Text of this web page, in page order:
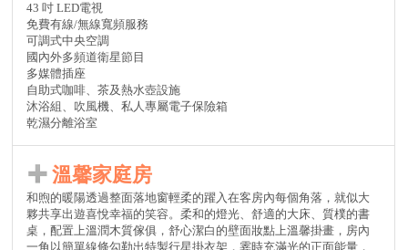
43 吋 LED電視
免費有線/無線寬頻服務
可調式中央空調
國內外多頻道衛星節目
多媒體插座
自助式咖啡、茶及熱水壺設施
沐浴組、吹風機、私人專屬電子保險箱
乾濕分離浴室
溫馨家庭房
和煦的暖陽透過整面落地窗輕柔的躍入在客房內每個角落，就似大
夥共享出遊喜悅幸福的笑容。柔和的燈光、舒適的大床、質樸的書
桌，配置上溫潤木質傢俱，舒心潔白的壁面妝點上溫馨掛畫，房內
一角以簡單線條勾勒出特製行星掛衣架，霎時充滿光的正面能量，